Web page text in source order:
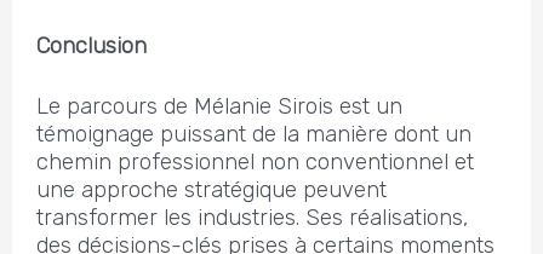
Conclusion
Le parcours de Mélanie Sirois est un
témoignage puissant de la manière dont un
chemin professionnel non conventionnel et
une approche stratégique peuvent
transformer les industries. Ses réalisations,
des décisions-clés prises à certains moments